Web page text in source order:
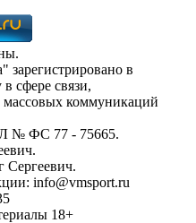
зарегистрировано в
сфере связи,
коммуникаций
№ ФС 77 - 75665.
Сергеевич.
info@vmsport.ru
18+